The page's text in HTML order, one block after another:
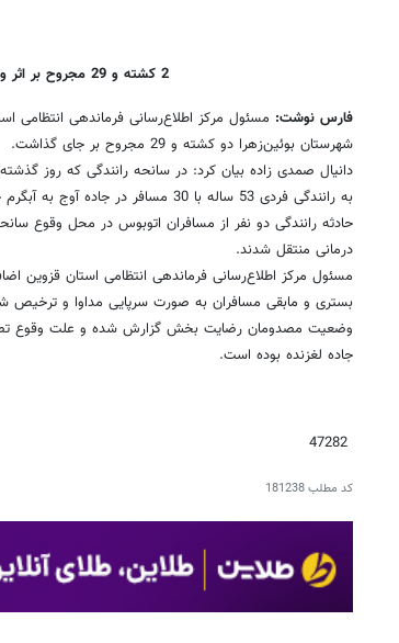
2 کشته و 29 مجروح بر اثر واژگونی اتوبوس در قزوین
فارس نوشت: مسئول مرکز اطلاع‌رسانی فرماندهی انتظامی
شهرستان بوئین‌زهرا دو کشته و 29 مجروح بر جای گذاشت.
دانیال صمدی زاده بیان کرد: در سانحه رانندگی که روز
به رانندگی فردی 53 ساله با 30 مسافر
درمانی منتقل شدند.
بستری و مابقی مسافران به صورت سرپایی مداوا و ترخیص
وضعیت مصدومان رضایت بخش گزارش شده و علت وقوع تصادف
جاده لغزنده بوده است.
کد مطلب181238